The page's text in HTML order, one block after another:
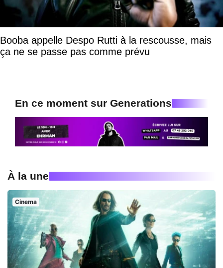
Booba appelle Despo Rutti à la rescousse, mais
ça ne se passe pas comme prévu
En ce moment sur Generations
À la une
Cinema